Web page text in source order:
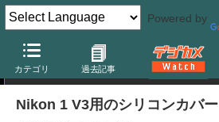
Powered by
カテゴリ 過去記事
ニュース
Nikon 1 V3用のシリコンカバー